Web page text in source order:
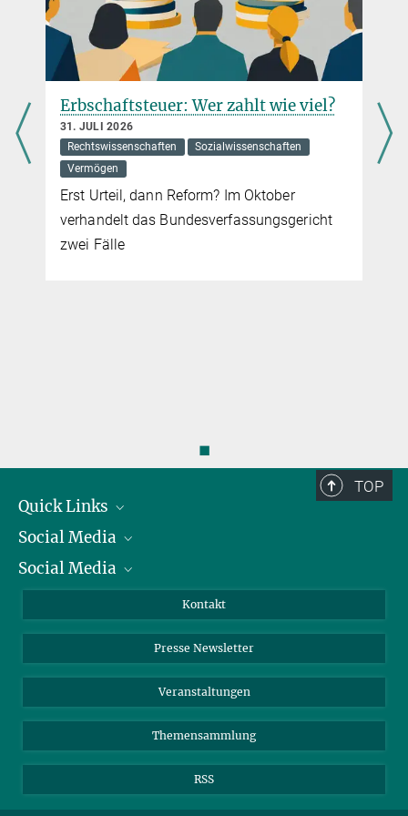
jacob@...
Erbschaftsteuer: Wer zahlt wie viel?
31. JULI 2026
Rechtswissenschaften
Sozialwissenschaften
Vermögen
Erst Urteil, dann Reform? Im Oktober
verhandelt das Bundesverfassungsgericht
zwei Fälle
◼
TOP
Quick Links
Präsident
Zahlen und Fakten
Meldestelle Fehlverhalten
Social Media
Bluesky
TikTok
Social Media
Instagram
YouTube
Kontakt
Presse Newsletter
Veranstaltungen
Themensammlung
RSS